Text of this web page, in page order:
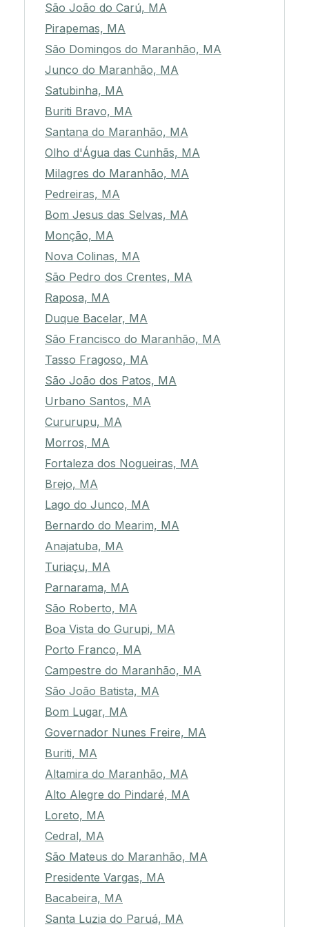
São João do Carú, MA
Pirapemas, MA
São Domingos do Maranhão, MA
Junco do Maranhão, MA
Satubinha, MA
Buriti Bravo, MA
Santana do Maranhão, MA
Olho d'Água das Cunhãs, MA
Milagres do Maranhão, MA
Pedreiras, MA
Bom Jesus das Selvas, MA
Monção, MA
Nova Colinas, MA
São Pedro dos Crentes, MA
Raposa, MA
Duque Bacelar, MA
São Francisco do Maranhão, MA
Tasso Fragoso, MA
São João dos Patos, MA
Urbano Santos, MA
Cururupu, MA
Morros, MA
Fortaleza dos Nogueiras, MA
Brejo, MA
Lago do Junco, MA
Bernardo do Mearim, MA
Anajatuba, MA
Turiaçu, MA
Parnarama, MA
São Roberto, MA
Boa Vista do Gurupi, MA
Porto Franco, MA
Campestre do Maranhão, MA
São João Batista, MA
Bom Lugar, MA
Governador Nunes Freire, MA
Buriti, MA
Altamira do Maranhão, MA
Alto Alegre do Pindaré, MA
Loreto, MA
Cedral, MA
São Mateus do Maranhão, MA
Presidente Vargas, MA
Bacabeira, MA
Santa Luzia do Paruá, MA